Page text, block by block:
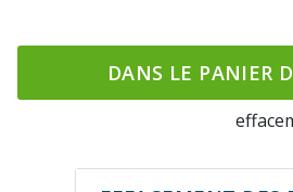
DANS LE PANIER